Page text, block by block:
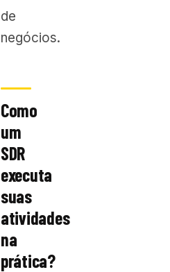
de
negócios.
Como
um
SDR
executa
suas
atividades
na
prática?